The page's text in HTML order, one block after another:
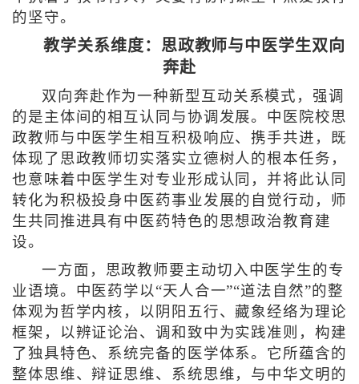
的坚守。
教学关系维度：思政教师与中医学生双向
奔赴
双向奔赴作为一种新型互动关系模式，强调
的是主体间的相互认同与协调发展。中医院校思
政教师与中医学生相互积极响应、携手共进，既
体现了思政教师切实落实立德树人的根本任务，
也意味着中医学生对专业形成认同，并将此认同
转化为积极投身中医药事业发展的自觉行动，师
生共同推进具有中医药特色的思想政治教育建
设。
一方面，思政教师要主动切入中医学生的专
业语境。中医药学以“天人合一”“道法自然”的整
体观为哲学内核，以阴阳五行、藏象经络为理论
框架，以辨证论治、调和致中为实践准则，构建
了独具特色、系统完备的医学体系。它所蕴含的
整体思维、辩证思维、系统思维，与中华文明的